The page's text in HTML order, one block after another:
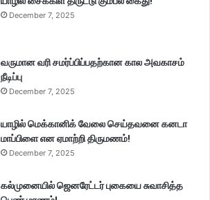
December 7, 2025
வருமான வரி சமர்ப்பிப்பதற்கான கால அவகாசம்
நீடிப்பு
December 7, 2025
யாழில் மெக்கானிக் வேலை செய்தவனை கனடா
மாப்பிளை என ஏமாற்றி திருமணம்!
December 7, 2025
கல்முனையில் ஜெனரேட்டர் புகையை சுவாசித்த